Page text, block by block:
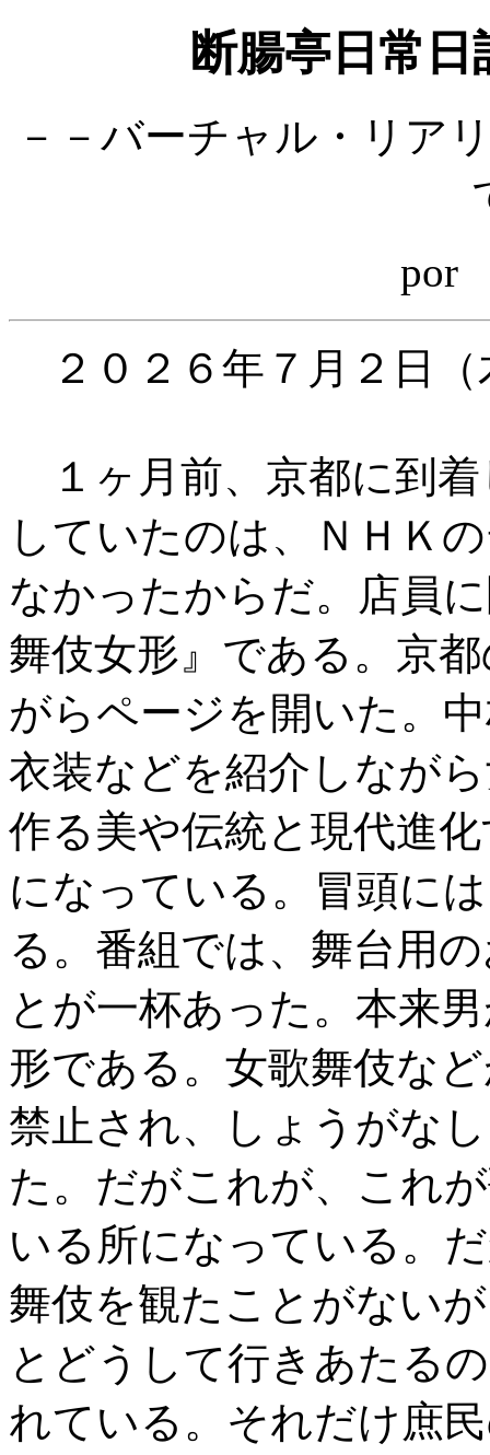
断腸亭日常
－－バーチャル・リア
por
２０２６年７月２日
１ヶ月前、京都に到
していたのは、ＮＨＫ
なかったからだ。店員
舞伎女形』である。京
がらページを開いた。
衣装などを紹介しなが
作る美や伝統と現代進
になっている。冒頭に
る。番組では、舞台用
とが一杯あった。本来
形である。女歌舞伎な
禁止され、しょうがな
た。だがこれが、これ
いる所になっている。
舞伎を観たことがない
とどうして行きあたる
れている。それだけ庶